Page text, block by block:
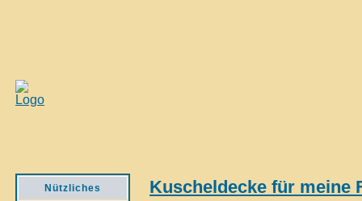
Nützliches Kuscheldecke für meine